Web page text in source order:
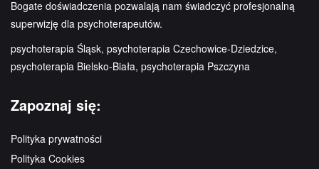
Bogate doświadczenia pozwalają nam świadczyć profesjonalną
superwizję dla psychoterapeutów.
psychoterapia Śląsk, psychoterapia Czechowice-Dziedzice,
psychoterapia Bielsko-Biała, psychoterapia Pszczyna
Zapoznaj się:
Polityka prywatności
Polityka Cookies